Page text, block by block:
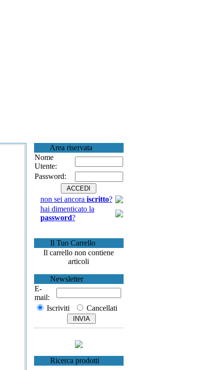
Area riservata
Nome
Utente:
Password:
non sei ancora iscritto?
hai dimenticato la
password?
Il Tuo Carrello
Il carrello non contiene
articoli
Newsletter
E-
mail:
Iscriviti
Cancellati
Ricerca prodotti